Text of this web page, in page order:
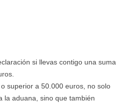
si llevas contigo una suma
superior a 50.000 euros, no solo
la aduana, sino que también